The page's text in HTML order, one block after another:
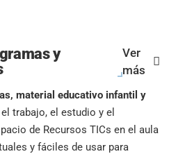
y
Ver
más
material educativo infantil y
trabajo, el estudio y el
de Recursos TICs en el aula
y fáciles de usar para